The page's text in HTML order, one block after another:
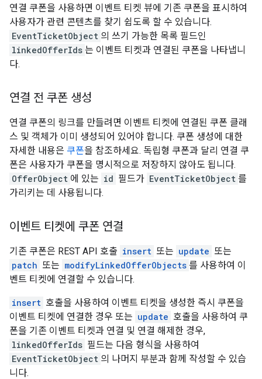
연결 쿠폰을 사용하면 이벤트 티켓 뷰에 기존 쿠폰을 표시하여
사용자가 관련 콘텐츠를 찾기 쉽도록 할 수 있습니다.
EventTicketObject 의 쓰기 가능한 목록 필드인
linkedOfferIds 는 이벤트 티켓과 연결된 쿠폰을 나타냅니
다.
연결 전 쿠폰 생성
연결 쿠폰의 링크를 만들려면 이벤트 티켓에 연결된 쿠폰 클래
스 및 객체가 이미 생성되어 있어야 합니다. 쿠폰 생성에 대한
자세한 내용은 쿠폰을 참조하세요. 독립형 쿠폰과 달리 연결 쿠
폰은 사용자가 쿠폰을 명시적으로 저장하지 않아도 됩니다.
OfferObject 에 있는 id 필드가 EventTicketObject 를
가리키는 데 사용됩니다.
이벤트 티켓에 쿠폰 연결
기존 쿠폰은 REST API 호출 insert 또는 update 또는
patch 또는 modifyLinkedOfferObjects 를 사용하여 이
벤트 티켓에 연결할 수 있습니다.
insert 호출을 사용하여 이벤트 티켓을 생성한 즉시 쿠폰을
이벤트 티켓에 연결한 경우 또는 update 호출을 사용하여 쿠
폰을 기존 이벤트 티켓과 연결 및 연결 해제한 경우,
linkedOfferIds 필드는 다음 형식을 사용하여
EventTicketObject 의 나머지 부분과 함께 작성할 수 있습
니다.